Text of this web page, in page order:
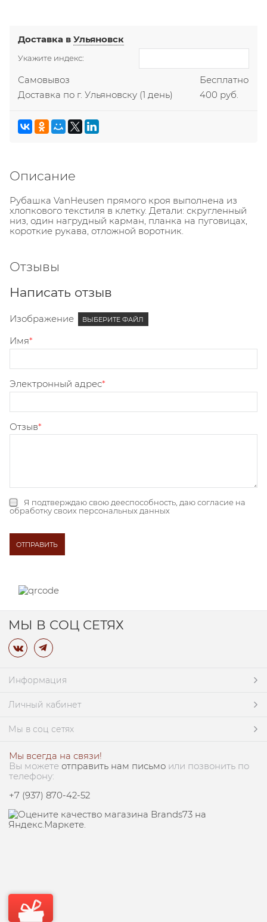
Доставка вУльяновск
Укажите индекс:
Самовывоз
Бесплатно
Доставка по г. Ульяновску (1 день) 400 руб.
Описание
Рубашка VanHeusen прямого кроя выполнена из
хлопкового текстиля в клетку. Детали: скругленный
низ, один нагрудный карман, планка на пуговицах,
короткие рукава, отложной воротник.
Отзывы
Написать отзыв
Изображение ВЫБЕРИТЕ ФАЙЛ
Имя
Электронный адрес
Отзыв
Я подтверждаю свою дееспособность, даюсогласие на
обработку своих персональных данных
МЫ В СОЦ СЕТЯХ
Информация
Личный кабинет
Мы в соц сетях
Мы всегда на связи!
Вы можете отправить нам письмо или позвонить по
телефону:
+7 (937) 870-42-52